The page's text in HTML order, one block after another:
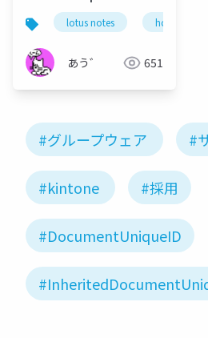
around @Functions
in Notes and Domino
lotus notes hcl
あう゛ 651
#グループウェア #
#kintone #採用
#DocumentUniqueID